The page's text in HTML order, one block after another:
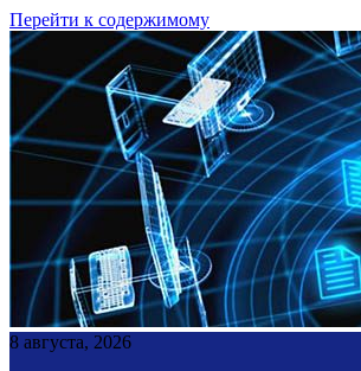
Перейти к содержимому
8 августа, 2026